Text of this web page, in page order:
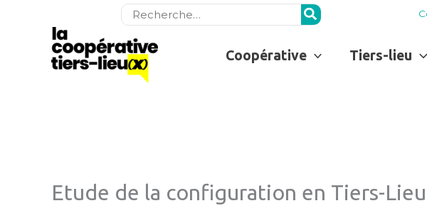
Rechercher:
Coopérative Tiers-lieu
Etude de la configuration en Tiers-